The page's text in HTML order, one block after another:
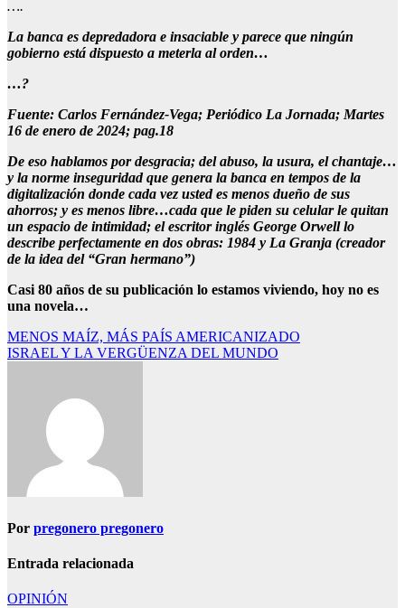
….
La banca es depredadora e insaciable y parece que ningún
gobierno está dispuesto a meterla al orden…
…?
Fuente: Carlos Fernández-Vega; Periódico La Jornada; Martes
16 de enero de 2024; pag.18
De eso hablamos por desgracia; del abuso, la usura, el chantaje…
y la norme inseguridad que genera la banca en tempos de la
digitalización donde cada vez usted es menos dueño de sus
ahorros; y es menos libre…cada que le piden su celular le quitan
un espacio de intimidad; el escritor inglés George Orwell lo
describe perfectamente en dos obras: 1984 y La Granja (creador
de la idea del “Gran hermano”)
Casi 80 años de su publicación lo estamos viviendo, hoy no es
una novela…
Navegación
de
MENOS MAÍZ, MÁS PAÍS AMERICANIZADO
ISRAEL Y LA VERGÜENZA DEL MUNDO
Por pregonero pregonero
Entrada relacionada
OPINIÓN